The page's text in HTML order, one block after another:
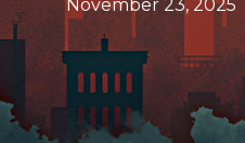
November 23, 2025